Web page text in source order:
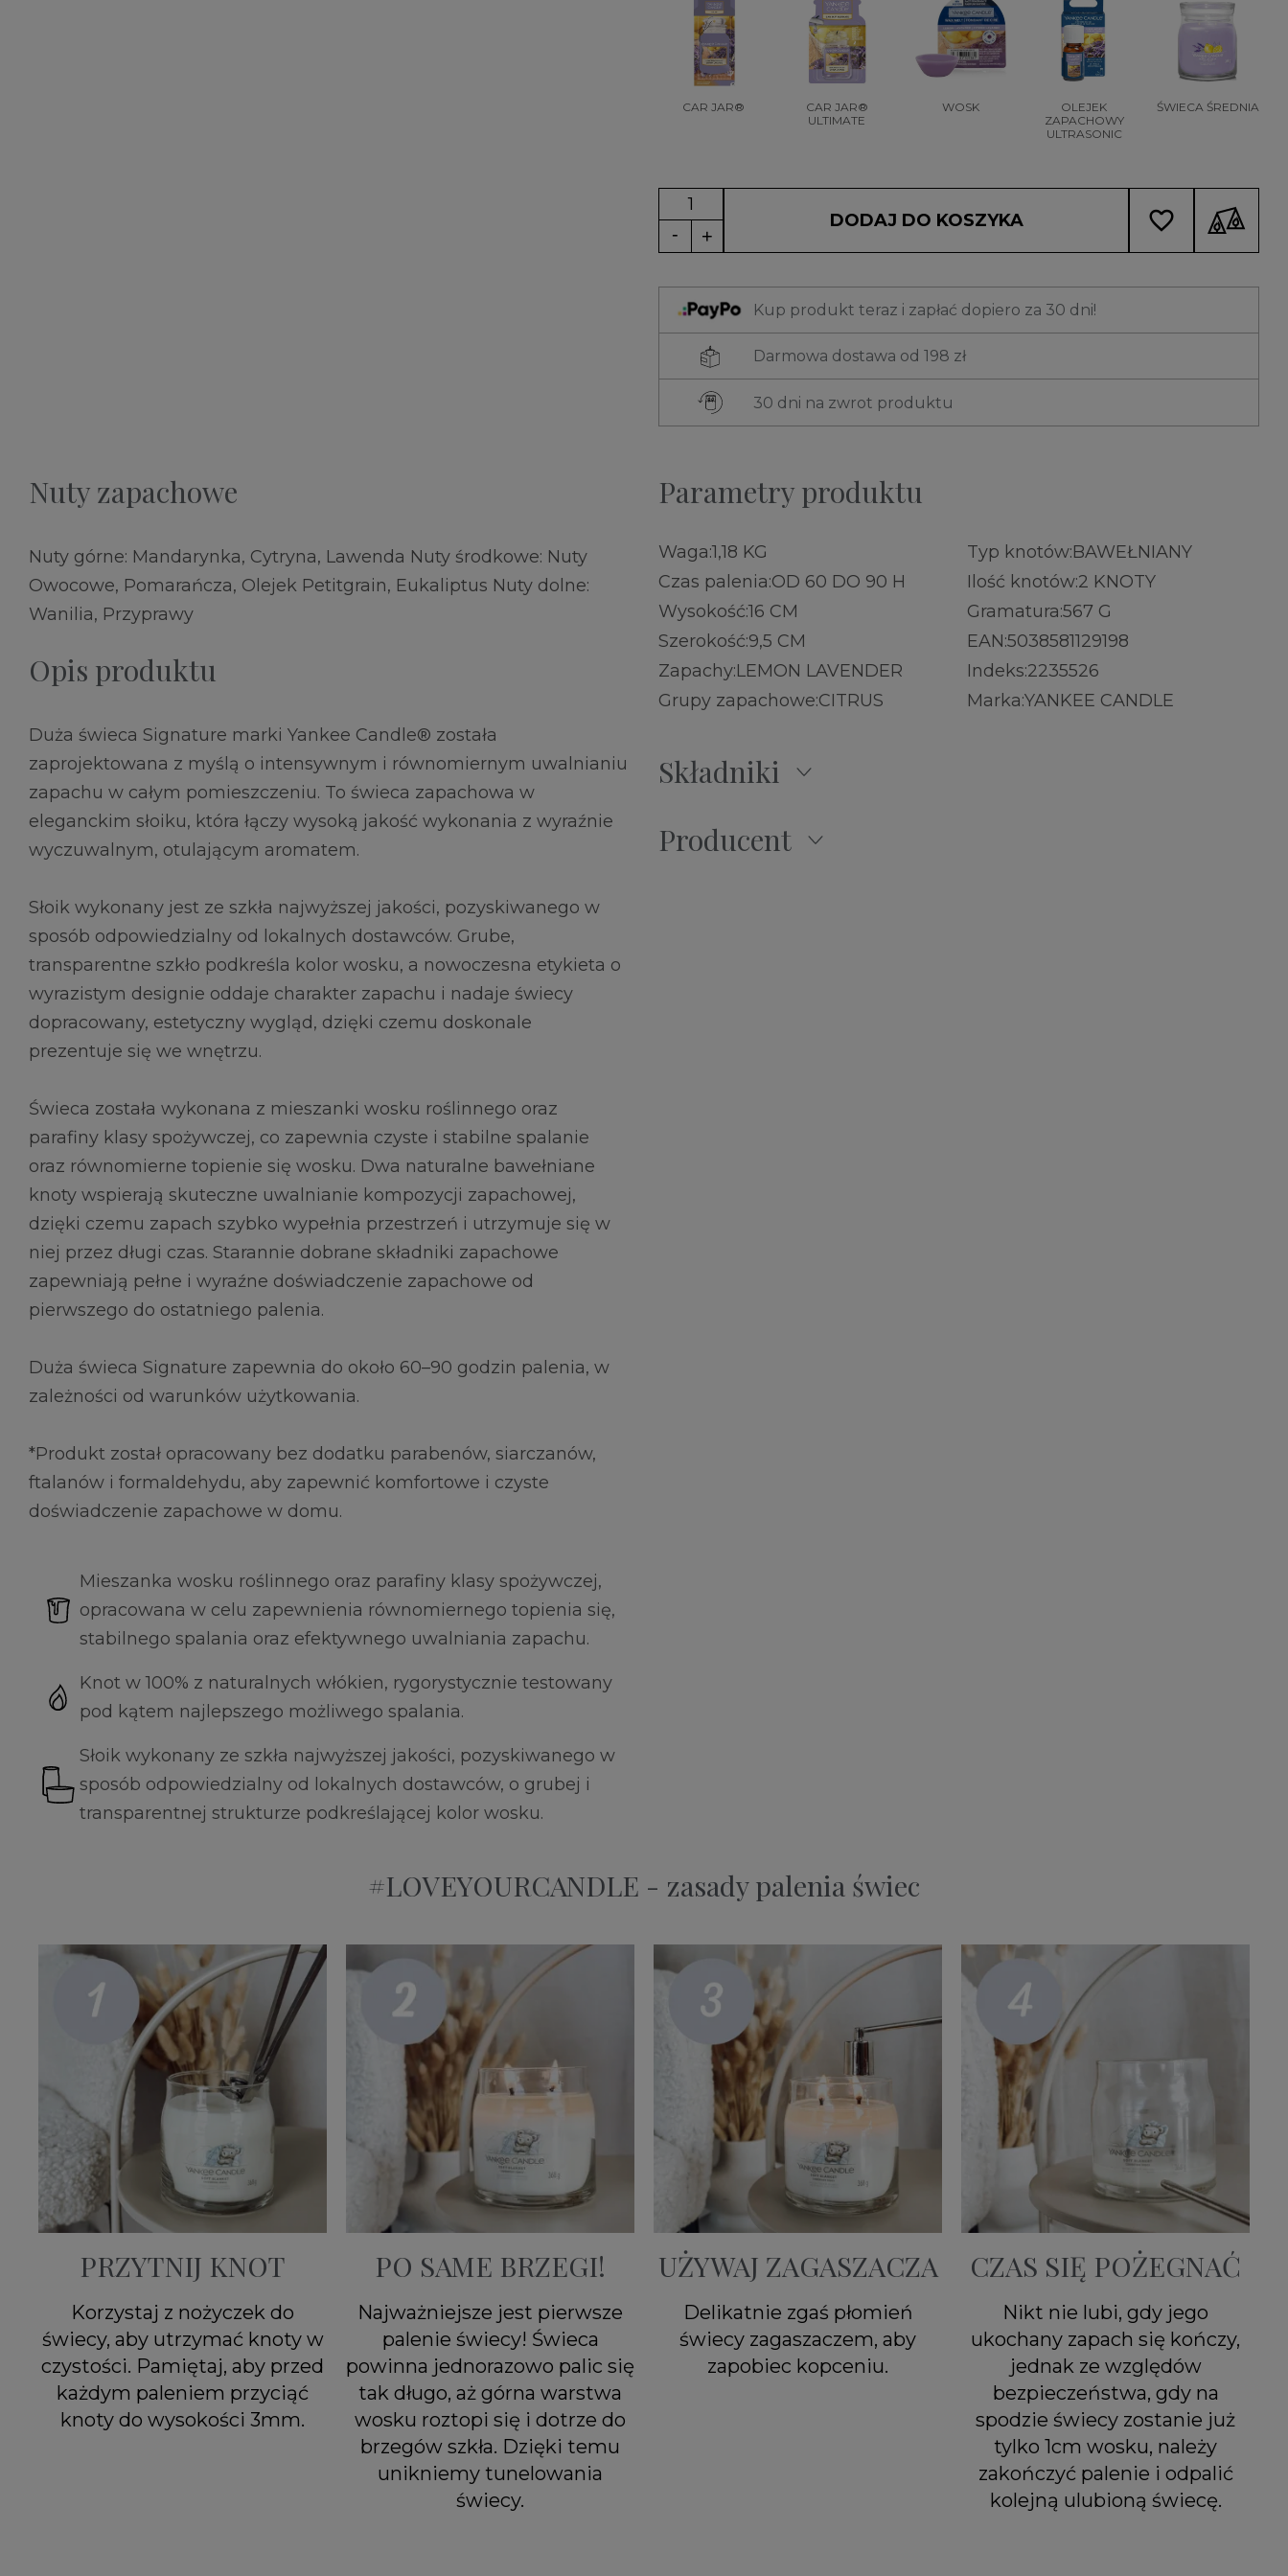
CAR JAR®
CAR JAR®
ULTIMATE
WOSK
OLEJEK
ZAPACHOWY
ULTRASONIC
ŚWIECA ŚREDNIA
DODAJ DO KOSZYKA favorite_border
Kup produkt teraz i zapłać dopiero za 30 dni!
Darmowa dostawa od 198 zł
30 dni na zwrot produktu
Nuty zapachowe
Nuty górne: Mandarynka, Cytryna, Lawenda Nuty środkowe: Nuty
Owocowe, Pomarańcza, Olejek Petitgrain, Eukaliptus Nuty dolne:
Wanilia, Przyprawy
Opis produktu
Duża świeca Signature marki Yankee Candle® została
zaprojektowana z myślą o intensywnym i równomiernym uwalnianiu
zapachu w całym pomieszczeniu. To świeca zapachowa w
eleganckim słoiku, która łączy wysoką jakość wykonania z wyraźnie
wyczuwalnym, otulającym aromatem.
Słoik wykonany jest ze szkła najwyższej jakości, pozyskiwanego w
sposób odpowiedzialny od lokalnych dostawców. Grube,
transparentne szkło podkreśla kolor wosku, a nowoczesna etykieta o
wyrazistym designie oddaje charakter zapachu i nadaje świecy
dopracowany, estetyczny wygląd, dzięki czemu doskonale
prezentuje się we wnętrzu.
Świeca została wykonana z mieszanki wosku roślinnego oraz
parafiny klasy spożywczej, co zapewnia czyste i stabilne spalanie
oraz równomierne topienie się wosku. Dwa naturalne bawełniane
knoty wspierają skuteczne uwalnianie kompozycji zapachowej,
dzięki czemu zapach szybko wypełnia przestrzeń i utrzymuje się w
niej przez długi czas. Starannie dobrane składniki zapachowe
zapewniają pełne i wyraźne doświadczenie zapachowe od
pierwszego do ostatniego palenia.
Duża świeca Signature zapewnia do około 60–90 godzin palenia, w
zależności od warunków użytkowania.
*Produkt został opracowany bez dodatku parabenów, siarczanów,
ftalanów i formaldehydu, aby zapewnić komfortowe i czyste
doświadczenie zapachowe w domu.
Mieszanka wosku roślinnego oraz parafiny klasy spożywczej,
opracowana w celu zapewnienia równomiernego topienia się,
stabilnego spalania oraz efektywnego uwalniania zapachu.
Knot w 100% z naturalnych włókien, rygorystycznie testowany
pod kątem najlepszego możliwego spalania.
Słoik wykonany ze szkła najwyższej jakości, pozyskiwanego w
sposób odpowiedzialny od lokalnych dostawców, o grubej i
transparentnej strukturze podkreślającej kolor wosku.
Parametry produktu
Waga:1,18 KG
Czas palenia:OD 60 DO 90 H
Wysokość:16 CM
Szerokość:9,5 CM
Zapachy:LEMON LAVENDER
Grupy zapachowe:CITRUS
Typ knotów:BAWEŁNIANY
Ilość knotów:2 KNOTY
Gramatura:567 G
EAN:5038581129198
Indeks:2235526
Marka:YANKEE CANDLE
Składniki
Producent
#LOVEYOURCANDLE - zasady palenia świec
PRZYTNIJ KNOT
Korzystaj z nożyczek do
świecy, aby utrzymać knoty w
czystości. Pamiętaj, aby przed
każdym paleniem przyciąć
knoty do wysokości 3mm.
PO SAME BRZEGI!
Najważniejsze jest pierwsze
palenie świecy! Świeca
powinna jednorazowo palic się
tak długo, aż górna warstwa
wosku roztopi się i dotrze do
brzegów szkła. Dzięki temu
unikniemy tunelowania
świecy.
UŻYWAJ ZAGASZACZA
Delikatnie zgaś płomień
świecy zagaszaczem, aby
zapobiec kopceniu.
CZAS SIĘ POŻEGNAĆ
Nikt nie lubi, gdy jego
ukochany zapach się kończy,
jednak ze względów
bezpieczeństwa, gdy na
spodzie świecy zostanie już
tylko 1cm wosku, należy
zakończyć palenie i odpalić
kolejną ulubioną świecę.